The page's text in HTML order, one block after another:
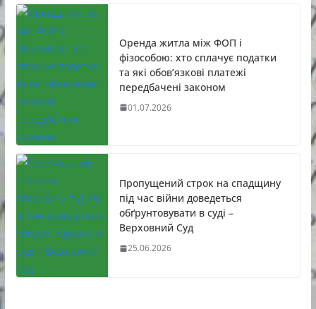
Оренда житла між ФОП і
фізособою: хто сплачує податки
та які обов’язкові платежі
передбачені законом
01.07.2026
Пропущений строк на спадщину
під час війни доведеться
обґрунтовувати в суді –
Верховний Суд
25.06.2026